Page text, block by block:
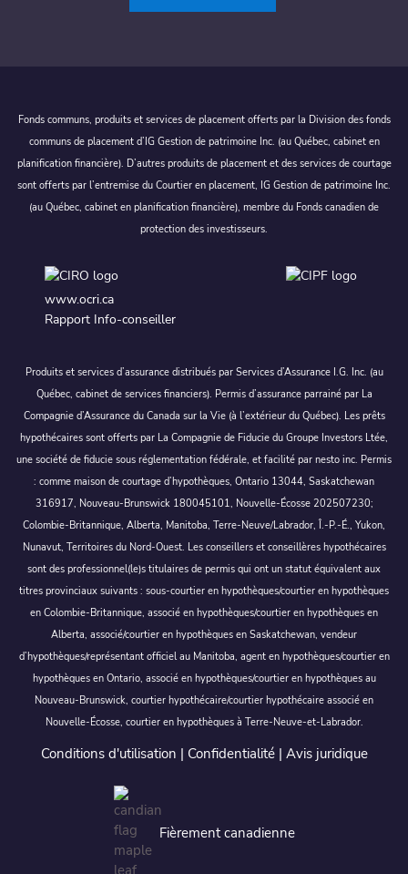
Fonds communs, produits et services de placement offerts par la Division des fonds
communs de placement d’IG Gestion de patrimoine Inc. (au Québec, cabinet en
planification financière). D’autres produits de placement et des services de courtage
sont offerts par l’entremise du Courtier en placement, IG Gestion de patrimoine Inc.
(au Québec, cabinet en planification financière), membre du Fonds canadien de
protection des investisseurs.
www.ocri.ca
Rapport Info-conseiller
Produits et services d’assurance distribués par Services d’Assurance I.G. Inc. (au
Québec, cabinet de services financiers). Permis d’assurance parrainé par La
Compagnie d’Assurance du Canada sur la Vie (à l’extérieur du Québec). Les prêts
hypothécaires sont offerts par La Compagnie de Fiducie du Groupe Investors Ltée,
une société de fiducie sous réglementation fédérale, et facilité par nesto inc. Permis
: comme maison de courtage d’hypothèques, Ontario 13044, Saskatchewan
316917, Nouveau-Brunswick 180045101, Nouvelle-Écosse 202507230;
Colombie-Britannique, Alberta, Manitoba, Terre-Neuve/Labrador, Î.-P.-É., Yukon,
Nunavut, Territoires du Nord-Ouest. Les conseillers et conseillères hypothécaires
sont des professionnel(le)s titulaires de permis qui ont un statut équivalent aux
titres provinciaux suivants : sous-courtier en hypothèques/courtier en hypothèques
en Colombie-Britannique, associé en hypothèques/courtier en hypothèques en
Alberta, associé/courtier en hypothèques en Saskatchewan, vendeur
d’hypothèques/représentant officiel au Manitoba, agent en hypothèques/courtier en
hypothèques en Ontario, associé en hypothèques/courtier en hypothèques au
Nouveau-Brunswick, courtier hypothécaire/courtier hypothécaire associé en
Nouvelle-Écosse, courtier en hypothèques à Terre-Neuve-et-Labrador.
Conditions d'utilisation | Confidentialité| Avis juridique
Fièrement canadienne